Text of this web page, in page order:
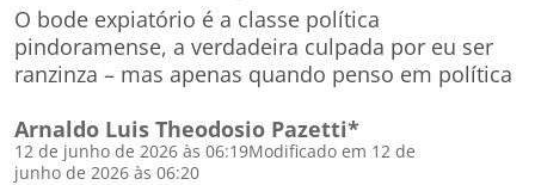
O bode expiatório é a classe política
pindoramense, a verdadeira culpada por eu ser
ranzinza – mas apenas quando penso em política
Arnaldo Luis Theodosio Pazetti*
12 de junho de 2026 às 06:19Modificado em 12 de
junho de 2026 às 06:20